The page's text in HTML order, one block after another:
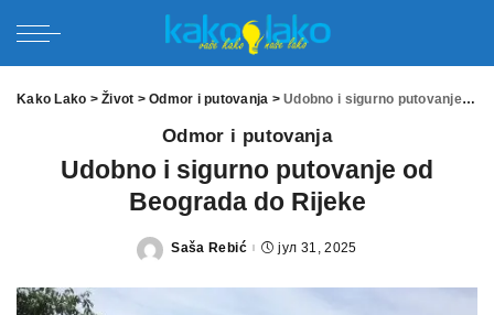
Kako Lako >Život >Odmor i putovanja >Udobno i sigurno putovanje od Beograda do Rijeke
Odmor i putovanja
Udobno i sigurno putovanje od
Beograda do Rijeke
Posted
Saša Rebić јул 31, 2025